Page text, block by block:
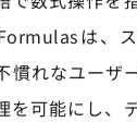
は、
慣れなユーザ
を可能にし、